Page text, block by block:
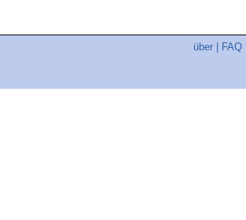
über FAQ